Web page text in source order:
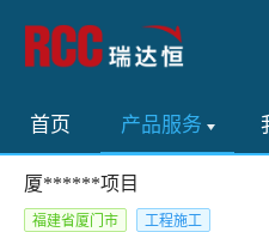
首页 产品服务
厦******项目
福建省厦门市
工程施工